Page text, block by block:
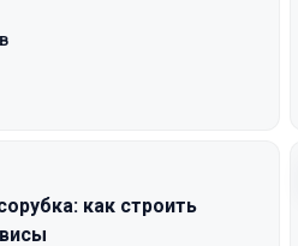
как строить